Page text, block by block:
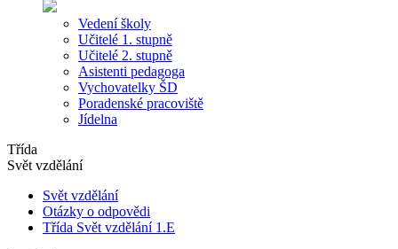
Vedení školy
Učitelé 1. stupně
Učitelé 2. stupně
Asistenti pedagoga
Vychovatelky ŠD
Poradenské pracoviště
Jídelna
Třída
Svět vzdělání
Svět vzdělání
Otázky o odpovědi
Třída Svět vzdělání 1.E